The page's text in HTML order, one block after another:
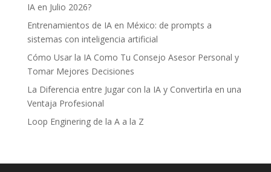
IA en Julio 2026?
Entrenamientos de IA en México: de prompts a
sistemas con inteligencia artificial
Cómo Usar la IA Como Tu Consejo Asesor Personal y
Tomar Mejores Decisiones
La Diferencia entre Jugar con la IA y Convertirla en una
Ventaja Profesional
Loop Enginering de la A a la Z